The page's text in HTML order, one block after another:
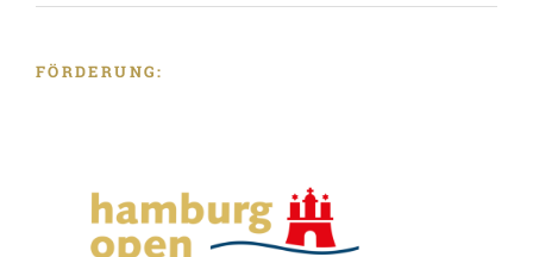
FÖRDERUNG: